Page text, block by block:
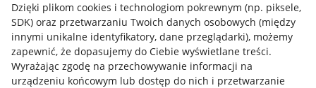
Dzięki plikom cookies i technologiom pokrewnym (np. piksele,
SDK) oraz przetwarzaniu Twoich danych osobowych (między
innymi unikalne identyfikatory, dane przeglądarki), możemy
zapewnić, że dopasujemy do Ciebie wyświetlane treści.
Wyrażając zgodę na przechowywanie informacji na
urządzeniu końcowym lub dostęp do nich i przetwarzanie